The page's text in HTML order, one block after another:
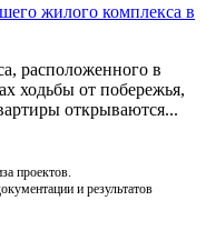
жилого комплекса в
расположенного в
ходьбы от побережья,
открываются...
проектов.
и результатов